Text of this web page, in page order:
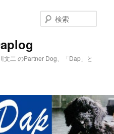
文二 のPartner Dog、「Dap」と
索